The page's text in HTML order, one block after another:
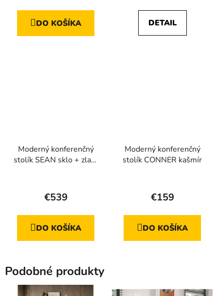
je
5,0
DO KOŠÍKA
je
4,3
DETAIL
Moderný konferenčný
stolík SEAN sklo + zlatá
€539
DO KOŠÍKA
Moderný konferenčný
stolík CONNER kašmír
€159
DO KOŠÍKA
Podobné produkty